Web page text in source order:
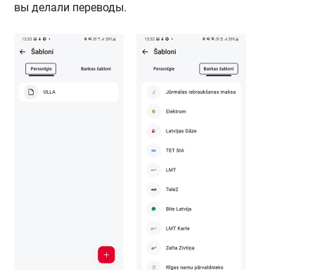
вы делали переводы.